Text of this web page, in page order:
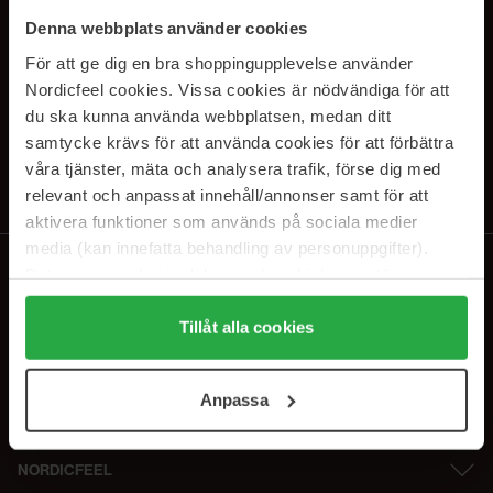
Denna webbplats använder cookies
För att ge dig en bra shoppingupplevelse använder
Nordicfeel cookies. Vissa cookies är nödvändiga för att
du ska kunna använda webbplatsen, medan ditt
samtycke krävs för att använda cookies för att förbättra
våra tjänster, mäta och analysera trafik, förse dig med
relevant och anpassat innehåll/annonser samt för att
aktivera funktioner som används på sociala medier
media (kan innefatta behandling av personuppgifter).
Genom att trycka på "Tillåt alla cookies" accepterar du
alla cookies, medan du under "Detaljer" kan anpassa
användningen av cookies. Du kan när som helst återkalla
samt vår Integritetspolicy.
Tillåt alla cookies
Anpassa
SUBSCRIBE TO OUR
NEWSLETTER
E-postadresse
Ved å abonnere godtar du vårpersonvernerklæring. Du kan melde deg
NORDICFEEL